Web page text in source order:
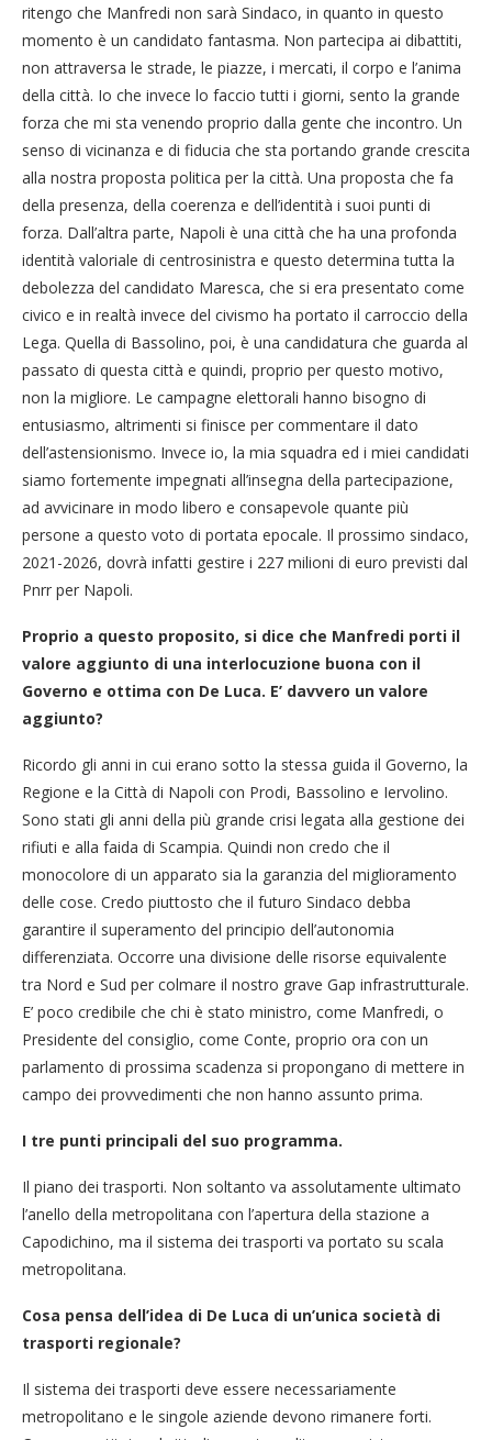
ritengo che Manfredi non sarà Sindaco, in quanto in questo
momento è un candidato fantasma. Non partecipa ai dibattiti,
non attraversa le strade, le piazze, i mercati, il corpo e l’anima
della città. Io che invece lo faccio tutti i giorni, sento la grande
forza che mi sta venendo proprio dalla gente che incontro. Un
senso di vicinanza e di fiducia che sta portando grande crescita
alla nostra proposta politica per la città. Una proposta che fa
della presenza, della coerenza e dell’identità i suoi punti di
forza. Dall’altra parte, Napoli è una città che ha una profonda
identità valoriale di centrosinistra e questo determina tutta la
debolezza del candidato Maresca, che si era presentato come
civico e in realtà invece del civismo ha portato il carroccio della
Lega. Quella di Bassolino, poi, è una candidatura che guarda al
passato di questa città e quindi, proprio per questo motivo,
non la migliore. Le campagne elettorali hanno bisogno di
entusiasmo, altrimenti si finisce per commentare il dato
dell’astensionismo. Invece io, la mia squadra ed i miei candidati
siamo fortemente impegnati all’insegna della partecipazione,
ad avvicinare in modo libero e consapevole quante più
persone a questo voto di portata epocale. Il prossimo sindaco,
2021-2026, dovrà infatti gestire i 227 milioni di euro previsti dal
Pnrr per Napoli.
Proprio a questo proposito, si dice che Manfredi porti il
valore aggiunto di una interlocuzione buona con il
Governo e ottima con De Luca. E’ davvero un valore
aggiunto?
Ricordo gli anni in cui erano sotto la stessa guida il Governo, la
Regione e la Città di Napoli con Prodi, Bassolino e Iervolino.
Sono stati gli anni della più grande crisi legata alla gestione dei
rifiuti e alla faida di Scampia. Quindi non credo che il
monocolore di un apparato sia la garanzia del miglioramento
delle cose. Credo piuttosto che il futuro Sindaco debba
garantire il superamento del principio dell’autonomia
differenziata. Occorre una divisione delle risorse equivalente
tra Nord e Sud per colmare il nostro grave Gap infrastrutturale.
E’ poco credibile che chi è stato ministro, come Manfredi, o
Presidente del consiglio, come Conte, proprio ora con un
parlamento di prossima scadenza si propongano di mettere in
campo dei provvedimenti che non hanno assunto prima.
I tre punti principali del suo programma.
Il piano dei trasporti. Non soltanto va assolutamente ultimato
l’anello della metropolitana con l’apertura della stazione a
Capodichino, ma il sistema dei trasporti va portato su scala
metropolitana.
Cosa pensa dell’idea di De Luca di un’unica società di
trasporti regionale?
Il sistema dei trasporti deve essere necessariamente
metropolitano e le singole aziende devono rimanere forti.